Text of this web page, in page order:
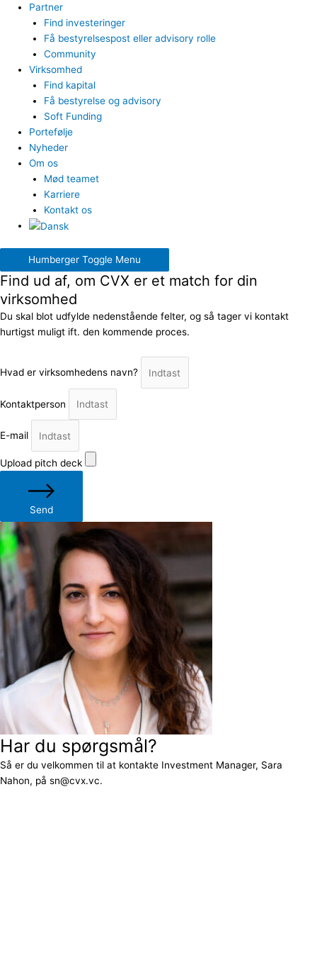
Partner
Find investeringer
Få bestyrelsespost eller advisory rolle
Community
Virksomhed
Find kapital
Få bestyrelse og advisory
Soft Funding
Portefølje
Nyheder
Om os
Mød teamet
Karriere
Kontakt os
Humberger Toggle Menu
Find ud af, om CVX er et match for din
virksomhed
Du skal blot udfylde nedenstående felter, og så tager vi kontakt
hurtigst muligt ift. den kommende proces.
Hvad er virksomhedens navn?
Kontaktperson
E-mail
Upload pitch deck
Send
Har du spørgsmål?
Så er du velkommen til at kontakte Investment Manager, Sara
Nahon, på sn@cvx.vc.